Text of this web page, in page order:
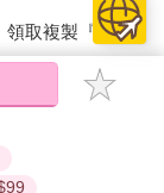
取複製『兌換
能以金石堂專屬
直接下載檔案。
者保護處公告之